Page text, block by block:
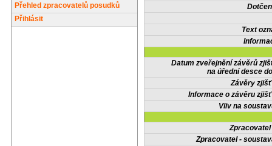
Přehled zpracovatelů posudků
Přihlásit
Text
Datum zveřejnění závěrů
na úřední desce
Závěry
Informace o závěru
Vliv na
Zpracovatel -